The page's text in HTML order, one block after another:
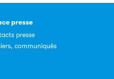
presse
presse
communiqués